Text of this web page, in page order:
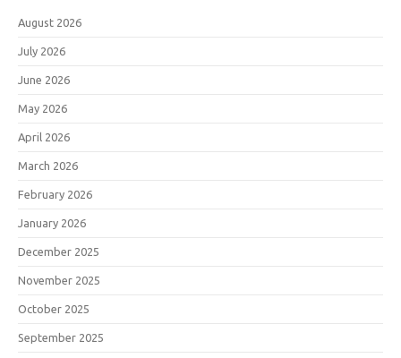
August 2026
July 2026
June 2026
May 2026
April 2026
March 2026
February 2026
January 2026
December 2025
November 2025
October 2025
September 2025